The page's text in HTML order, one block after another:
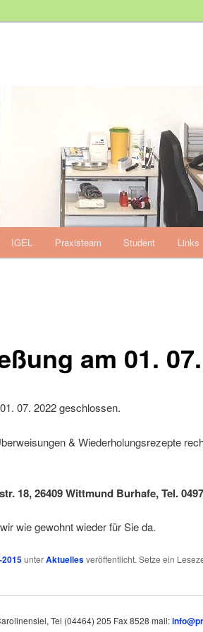
IGEL Praxisteam Student Links
am 01.
07. 2022 geschlossen.
& Wiederholungsrezepte
18, 26409 Wittmund Burhafe, Tel.
wie gewohnt wieder für Sie da.
2015unterAktuellesveröffentlicht. Setze ein
Tel (04464) 205 Fax 8528 mail: